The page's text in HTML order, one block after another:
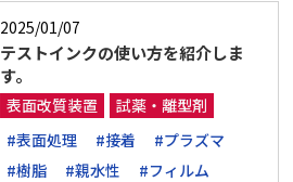
2025/01/07
テストインクの使い方を紹介しま
す。
表面改質装置
試薬・離型剤
#表面処理
#接着
#プラズマ
#樹脂
#親水性
#フィルム